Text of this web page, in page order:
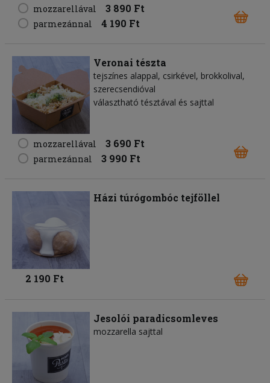
mozzarellával 3 890 Ft
parmezánnal 4 190 Ft
Veronai tészta
tejszínes alappal, csirkével, brokkolival,
szerecsendióval
választható tésztával és sajttal
mozzarellával 3 690 Ft
parmezánnal 3 990 Ft
Házi túrógombóc tejföllel
2 190 Ft
Jesolói paradicsomleves
mozzarella sajttal